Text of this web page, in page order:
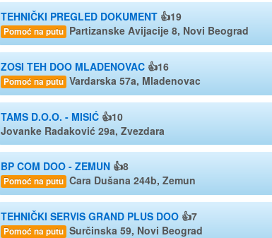
TEHNIČKI PREGLED DOKUMENT 👍19
Pomoć na putu Partizanske Avijacije 8, Novi Beograd
ZOSI TEH DOO MLADENOVAC 👍16
Pomoć na putu Vardarska 57a, Mladenovac
TAMS D.O.O. - MISIĆ 👍10
Jovanke Radaković 29a, Zvezdara
BP COM DOO - ZEMUN 👍8
Pomoć na putu Cara Dušana 244b, Zemun
TEHNIČKI SERVIS GRAND PLUS DOO 👍7
Pomoć na putu Surčinska 59, Novi Beograd